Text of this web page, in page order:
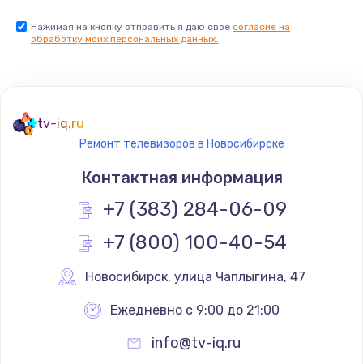
Не реагирует на кнопки
Не сопряжается с устройством
Помехи и искажение звука
Заказать
1400 руб.
Нажимая на кнопку отправить я даю свое согласие на
обработку моих персональных данных.
tv-iq.ru
Ремонт телевизоров в Новосибирске
Контактная информация
+7 (383) 284-06-09
+7 (800) 100-40-54
Новосибирск, улица Чаплыгина, 47
Ежедневно с 9:00 до 21:00
info@tv-iq.ru